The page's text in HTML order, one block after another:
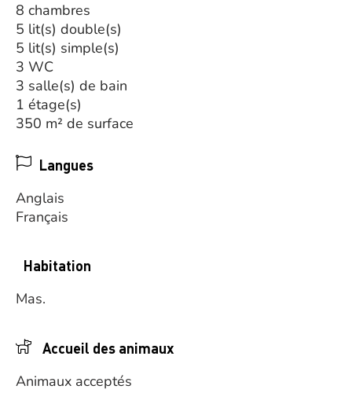
8 chambres
5 lit(s) double(s)
5 lit(s) simple(s)
3 WC
3 salle(s) de bain
1 étage(s)
350 m² de surface
Langues
Anglais
Français
Habitation
Mas.
Accueil des animaux
Animaux acceptés